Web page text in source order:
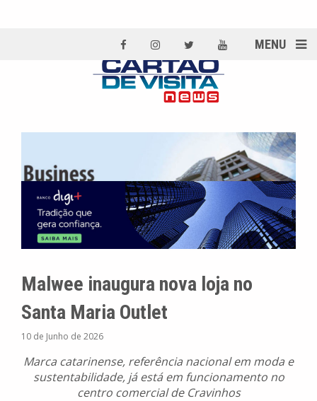
MENU
Malwee inaugura nova loja no
Santa Maria Outlet
10 de Junho de 2026
Marca catarinense, referência nacional em moda e
sustentabilidade, já está em funcionamento no
centro comercial de Cravinhos